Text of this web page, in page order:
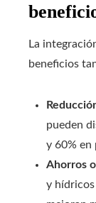
La
beneficios
pueden
y 60% en
Ahorros
y